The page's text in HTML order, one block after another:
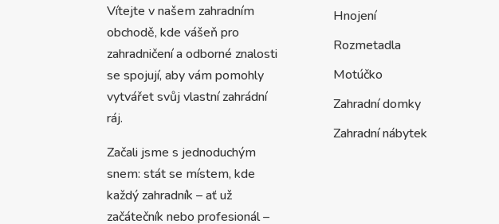
Vítejte v našem zahradním
obchodě, kde vášeň pro
zahradničení a odborné znalosti
se spojují, aby vám pomohly
vytvářet svůj vlastní zahrádní
ráj.
Začali jsme s jednoduchým
snem: stát se místem, kde
každý zahradník – ať už
začátečník nebo profesionál –
Hnojení
Rozmetadla
Motúčko
Zahradní domky
Zahradní nábytek